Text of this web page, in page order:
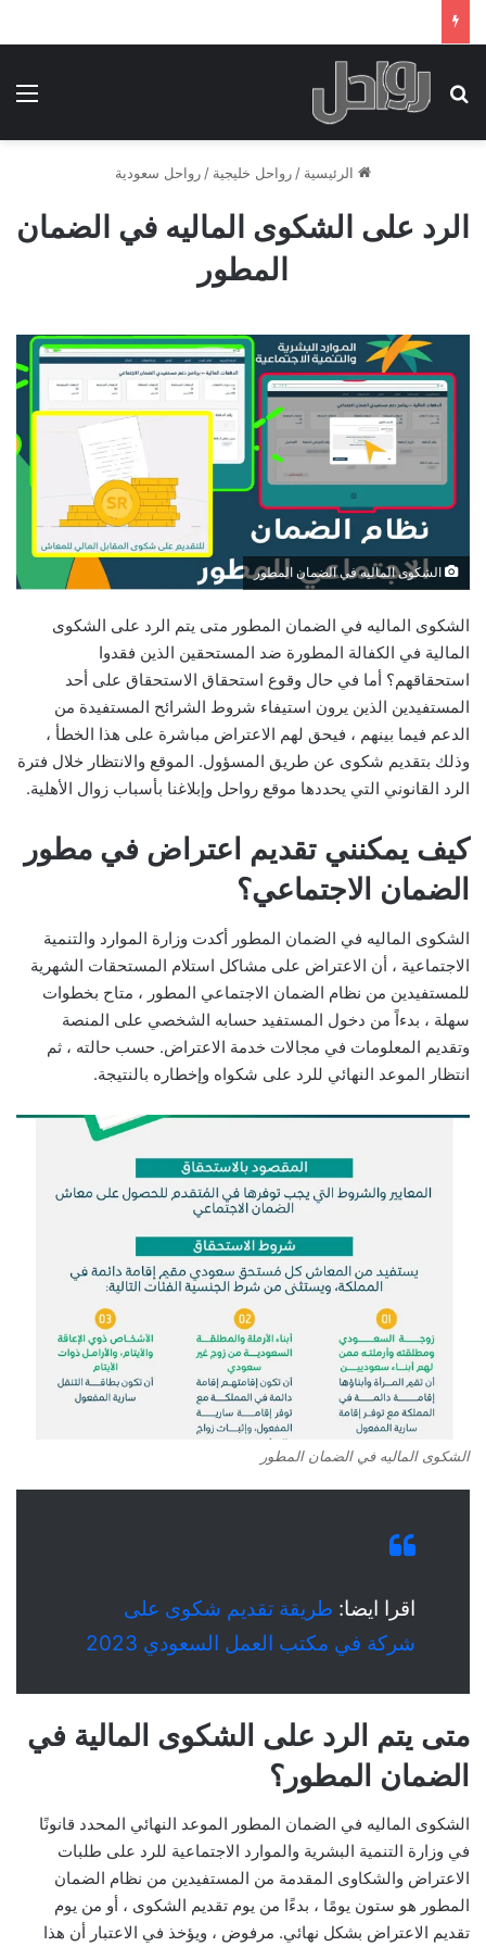
بحث عن
الرئيسية / رواحل خليجية / رواحل سعودية
الرد على الشكوى الماليه في الضمان
المطور
الشكوى الماليه في الضمان المطور
الشكوى الماليه في الضمان المطور متى يتم الرد على الشكوى
المالية في الكفالة المطورة ضد المستحقين الذين فقدوا
استحقاقهم؟ أما في حال وقوع استحقاق الاستحقاق على أحد
المستفيدين الذين يرون استيفاء شروط الشرائح المستفيدة من
الدعم فيما بينهم ، فيحق لهم الاعتراض مباشرة على هذا الخطأ ،
وذلك بتقديم شكوى عن طريق المسؤول. الموقع والانتظار خلال فترة
الرد القانوني التي يحددها موقع رواحل وإبلاغنا بأسباب زوال الأهلية.
كيف يمكنني تقديم اعتراض في مطور
الضمان الاجتماعي؟
الشكوى الماليه في الضمان المطور أكدت وزارة الموارد والتنمية
الاجتماعية ، أن الاعتراض على مشاكل استلام المستحقات الشهرية
للمستفيدين من نظام الضمان الاجتماعي المطور ، متاح بخطوات
سهلة ، بدءاً من دخول المستفيد حسابه الشخصي على المنصة
وتقديم المعلومات في مجالات خدمة الاعتراض. حسب حالته ، ثم
انتظار الموعد النهائي للرد على شكواه وإخطاره بالنتيجة.
الشكوى الماليه في الضمان المطور
اقرا ايضا: طريقة تقديم شكوى على
شركة في مكتب العمل السعودي 2023
متى يتم الرد على الشكوى المالية في
الضمان المطور؟
الشكوى الماليه في الضمان المطور الموعد النهائي المحدد قانونًا
في وزارة التنمية البشرية والموارد الاجتماعية للرد على طلبات
الاعتراض والشكاوى المقدمة من المستفيدين من نظام الضمان
المطور هو ستون يومًا ، بدءًا من يوم تقديم الشكوى ، أو من يوم
تقديم الاعتراض بشكل نهائي. مرفوض ، ويؤخذ في الاعتبار أن هذا